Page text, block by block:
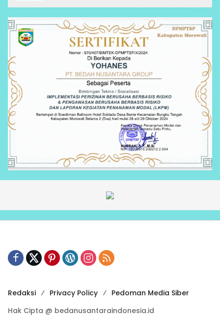
Redaksi Privacy Policy
Pedoman Media Siber
Hak Cipta @ bedanusantaraindonesia.id